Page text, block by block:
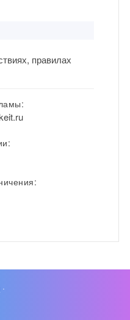
правилах
·